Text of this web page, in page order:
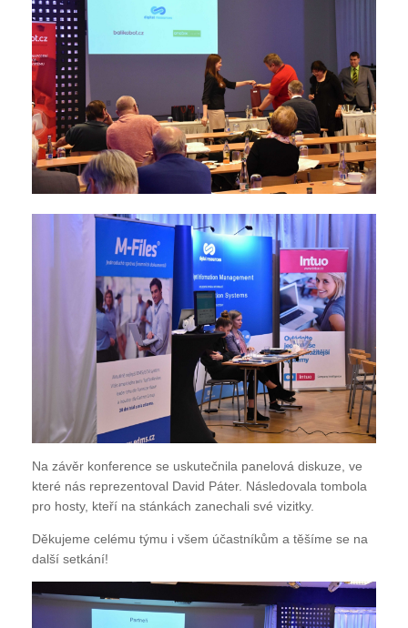
Na závěr konference se uskutečnila panelová diskuze, ve
které nás reprezentoval David Páter. Následovala tombola
pro hosty, kteří na stánkách zanechali své vizitky.
Děkujeme celému týmu i všem účastníkům a těšíme se na
další setkání!